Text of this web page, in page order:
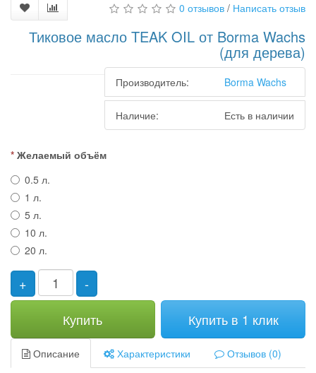
0 отзывов / Написать отзыв
Тиковое масло TEAK OIL от Borma Wachs
(для дерева)
Производитель: Borma Wachs
Наличие: Есть в наличии
Желаемый объём
0.5 л.
1 л.
5 л.
10 л.
20 л.
+
-
Купить
Купить в 1 клик
Описание Характеристики Отзывов (0)